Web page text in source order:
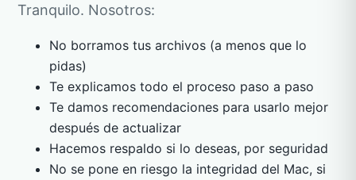
Tranquilo. Nosotros:
No borramos tus archivos (a menos que lo
pidas)
Te explicamos todo el proceso paso a paso
Te damos recomendaciones para usarlo mejor
después de actualizar
Hacemos respaldo si lo deseas, por seguridad
No se pone en riesgo la integridad del Mac, si